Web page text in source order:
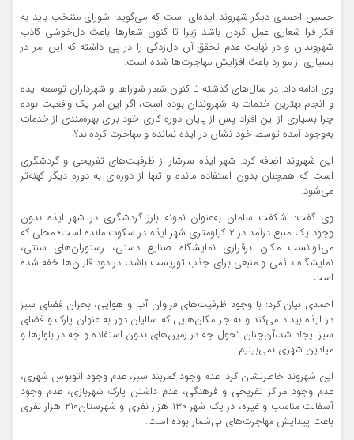
حسین احمدی دیگر شهروند ایذه‌ای است که می‌گوید: شورای منتخب باید به
فکر فرا شعاری عمل کردن باشد زیرا تا کنون شعارها باعث دل‌خوشی کاذب
شهروندان و در نهایت عدم تحقق آن دل‌زدگی را در پی داشته که این امر در
بسیاری از موارد باعث افزایش مهاجرت‌ها شده است.
وی ادامه داد: در سال‌های گذشته تا کنون شعار شوراها و شهرداران توسعه ایذه
و انجام بهترین خدمات به شهروندان بوده است، اگر این امر یک واقعیت بوده
چرا بسیاری از این افراد پس از پایان دوره کاری خود برای بهره‌مندی از خدمات
به‌وجود آمده توسط خود نشان در ایذه نمانده و مهاجرت کرده‌اند؟!
این شهروند اضافه کرد: شهر ایذه سرشار از ظرفیت‌های تفریحی و گردشگری
است که همچنان بدون استفاده مانده و تنها از دوره‌ای به دوره دیگر کهنه‌تر
می‌شود.
وی گفت: اشکفت سلمان به‌عنوان نمونه بارز گردشگری در شهر ایذه بدون
وجود یک منبع درآمد در ۲ کیلومتری شهر ایذه در سکوت مانده است؛ محلی که
می‌توانست مکان برقراری نمایشگاه صنایع دستی، رستوران‌های سنتی،
نمایشگاه دائمی و منبعی برای جذب توریست باشد، در دود قلیان‌ها خفه شده
است.
احمدی بیان کرد: با وجود ظرفیت‌های فراوان آب و هوایی، بحران فضای سبز
در ایذه بیداد می‌کند و به جز مکان‌‌هایی که سالیان دور به عنوان پارک و فضای
سبز ایجاد شد،آن‌چنان تحول چه در زمین‌های بدون استفاده و چه در بلوارها و
میادین شهری نمی‌بینیم.
این شهروند خاطرنشان کرد: عدم وجود کمربند سبز، عدم وجود اتوبوس شهری،
عدم وجود مراکز تفریحی و فرهنگی، عدم داشتن پارک شهربازی، عدم وجود
آسفالت مناسب و غیره، در یک شهر ۱۳۰ هزار نفری و شهرستان۲۱۰ هزار نفری
باعث پیدایش مهاجرت‌های بی‌شمار بوده است.